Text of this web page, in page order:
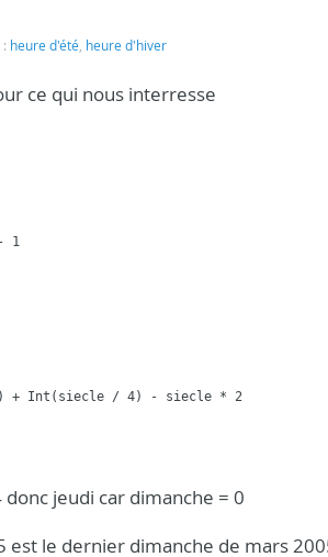
heure d'été, heure d'hiver
ce qui nous interresse
1
+ Int(siecle / 4) - siecle * 2
jeudi car dimanche = 0
est le dernier dimanche de mars